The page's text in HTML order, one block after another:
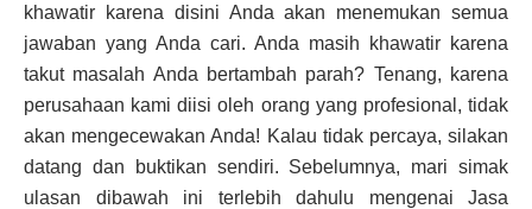
khawatir karena disini Anda akan menemukan semua
jawaban yang Anda cari. Anda masih khawatir karena
takut masalah Anda bertambah parah? Tenang, karena
perusahaan kami diisi oleh orang yang profesional, tidak
akan mengecewakan Anda! Kalau tidak percaya, silakan
datang dan buktikan sendiri. Sebelumnya, mari simak
ulasan dibawah ini terlebih dahulu mengenai Jasa